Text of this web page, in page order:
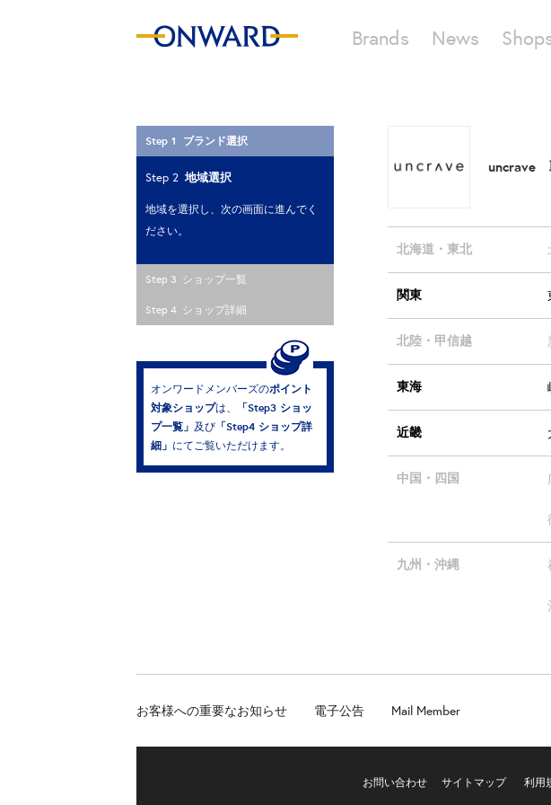
Brands News
Step 1 ブランド選択
Step 2 地域選択
地域を選択し、次の画面に進んでく
ださい。
Step 3 ショップ一覧
Step 4 ショップ詳細
オンワードメンバーズのポイント
対象ショップは、
「Step3 ショッ
プ一覧」 及び 「Step4 ショップ詳
細」 にてご覧いただけます。
uncrave
北海道・東北
関東
北陸・甲信越
東海
近畿
中国・四国
九州・沖縄
お客様への重要なお知らせ 電子公告 Mail Member
お問い合わせ サイトマップ 利用